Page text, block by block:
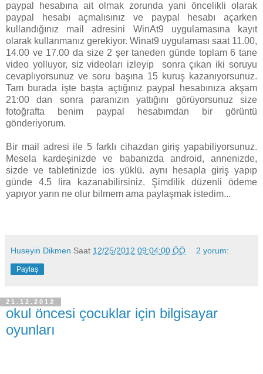
paypal hesabına ait olmak zorunda yani öncelikli olarak
paypal hesabı açmalısınız ve paypal hesabı açarken
kullandığınız mail adresini WinAt9 uygulamasına kayıt
olarak kullanmanız gerekiyor. Winat9 uygulaması saat 11.00,
14.00 ve 17.00 da size 2 şer taneden günde toplam 6 tane
video yolluyor, siz videoları izleyip sonra çıkan iki soruyu
cevaplıyorsunuz ve soru başına 15 kuruş kazanıyorsunuz.
Tam burada işte başta açtığınız paypal hesabınıza akşam
21:00 dan sonra paranızın yattığını görüyorsunuz size
fotoğrafta benim paypal hesabımdan bir görüntü
gönderiyorum.
Bir mail adresi ile 5 farklı cihazdan giriş yapabiliyorsunuz.
Mesela kardeşinizde ve babanızda android, annenizde,
sizde ve tabletinizde ios yüklü. aynı hesapla giriş yapıp
günde 4.5 lira kazanabilirsiniz. Şimdilik düzenli ödeme
yapıyor yarın ne olur bilmem ama paylaşmak istedim...
Huseyin Dikmen Saat 12/25/2012 09:04:00 ÖÖ 2 yorum:
Paylaş
21.12.2012
okul öncesi çocuklar için bilgisayar
oyunları